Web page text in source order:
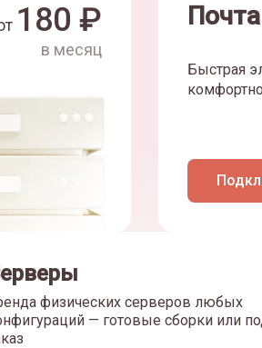
180 ₽
в месяц
Быстрая
физических серверов любых
— готовые сборки или